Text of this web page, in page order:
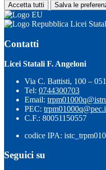
Accetta tutti Salva le
Licei
Contatti
Licei Statali F. Angeloni
Via C. Battisti, 100 –
Tel: 0744300703
Email:
PEC:
C.F.: 80051150557
codice IPA:
Seguici su